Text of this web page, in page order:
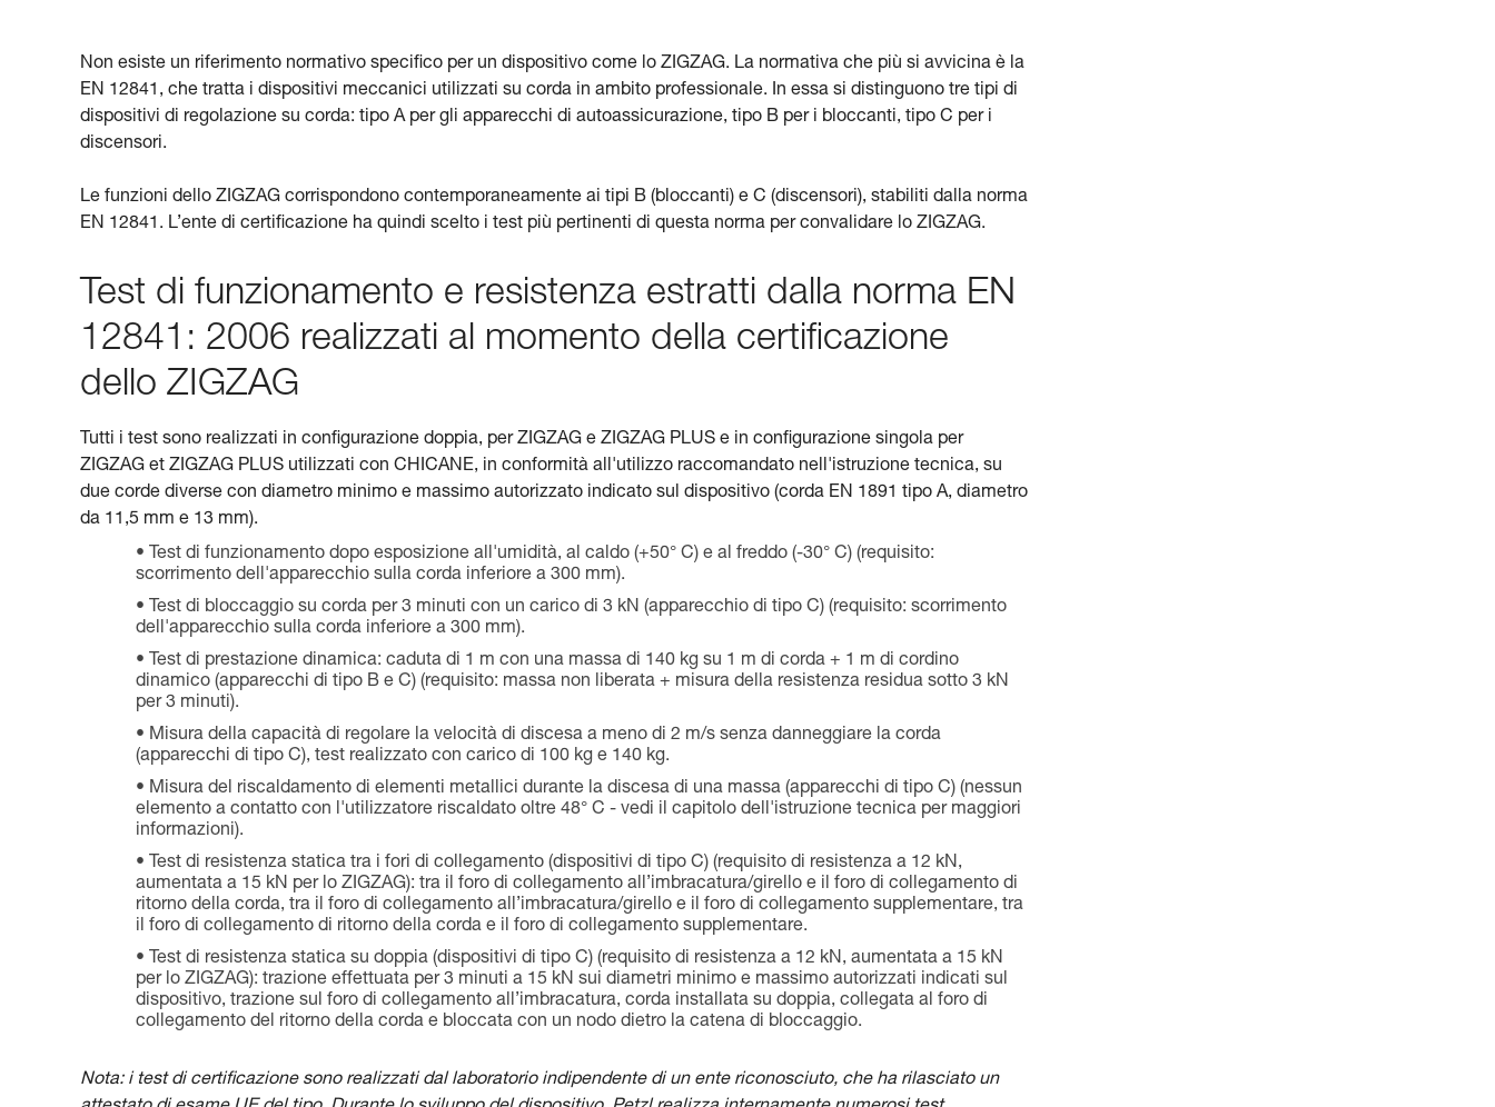
Non esiste un riferimento normativo specifico per un dispositivo come lo ZIGZAG. La normativa che più si avvicina è la
EN 12841, che tratta i dispositivi meccanici utilizzati su corda in ambito professionale. In essa si distinguono tre tipi di
dispositivi di regolazione su corda: tipo A per gli apparecchi di autoassicurazione, tipo B per i bloccanti, tipo C per i
discensori.
Le funzioni dello ZIGZAG corrispondono contemporaneamente ai tipi B (bloccanti) e C (discensori), stabiliti dalla norma
EN 12841. L’ente di certificazione ha quindi scelto i test più pertinenti di questa norma per convalidare lo ZIGZAG.
Test di funzionamento e resistenza estratti dalla norma EN
12841: 2006 realizzati al momento della certificazione
dello ZIGZAG
Tutti i test sono realizzati in configurazione doppia, per ZIGZAG e ZIGZAG PLUS e in configurazione singola per
ZIGZAG et ZIGZAG PLUS utilizzati con CHICANE, in conformità all'utilizzo raccomandato nell'istruzione tecnica, su
due corde diverse con diametro minimo e massimo autorizzato indicato sul dispositivo (corda EN 1891 tipo A, diametro
da 11,5 mm e 13 mm).
Test di funzionamento dopo esposizione all'umidità, al caldo (+50° C) e al freddo (-30° C) (requisito:
scorrimento dell'apparecchio sulla corda inferiore a 300 mm).
Test di bloccaggio su corda per 3 minuti con un carico di 3 kN (apparecchio di tipo C) (requisito: scorrimento
dell'apparecchio sulla corda inferiore a 300 mm).
Test di prestazione dinamica: caduta di 1 m con una massa di 140 kg su 1 m di corda + 1 m di cordino
dinamico (apparecchi di tipo B e C) (requisito: massa non liberata + misura della resistenza residua sotto 3 kN
per 3 minuti).
Misura della capacità di regolare la velocità di discesa a meno di 2 m/s senza danneggiare la corda
(apparecchi di tipo C), test realizzato con carico di 100 kg e 140 kg.
Misura del riscaldamento di elementi metallici durante la discesa di una massa (apparecchi di tipo C) (nessun
elemento a contatto con l'utilizzatore riscaldato oltre 48° C - vedi il capitolo dell'istruzione tecnica per maggiori
informazioni).
Test di resistenza statica tra i fori di collegamento (dispositivi di tipo C) (requisito di resistenza a 12 kN,
aumentata a 15 kN per lo ZIGZAG): tra il foro di collegamento all’imbracatura/girello e il foro di collegamento di
ritorno della corda, tra il foro di collegamento all’imbracatura/girello e il foro di collegamento supplementare, tra
il foro di collegamento di ritorno della corda e il foro di collegamento supplementare.
Test di resistenza statica su doppia (dispositivi di tipo C) (requisito di resistenza a 12 kN, aumentata a 15 kN
per lo ZIGZAG): trazione effettuata per 3 minuti a 15 kN sui diametri minimo e massimo autorizzati indicati sul
dispositivo, trazione sul foro di collegamento all’imbracatura, corda installata su doppia, collegata al foro di
collegamento del ritorno della corda e bloccata con un nodo dietro la catena di bloccaggio.
Nota: i test di certificazione sono realizzati dal laboratorio indipendente di un ente riconosciuto, che ha rilasciato un